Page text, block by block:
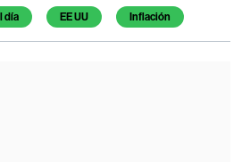
día EE UU Inflación